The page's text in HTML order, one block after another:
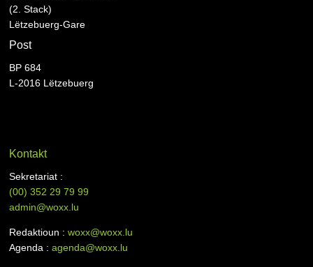
(2. Stack)
Lëtzebuerg-Gare
Post
BP 684
L-2016 Lëtzebuerg
Kontakt
Sekretariat :
(00)352 29 79 99
admin@woxx.lu
Redaktioun :woxx@woxx.lu
Agenda :agenda@woxx.lu